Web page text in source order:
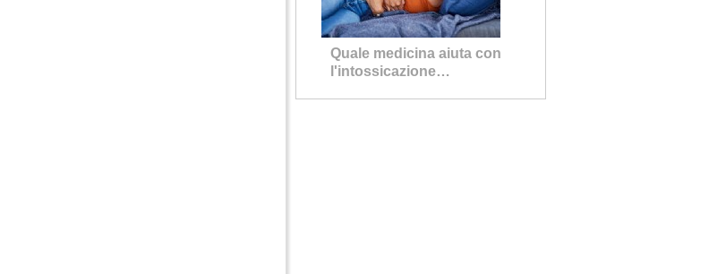
Quale medicina aiuta con
l'intossicazione